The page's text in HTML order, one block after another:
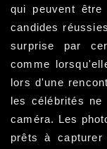
qui peuvent être
candides
surprise par
comme
lors d'une
les célébrités
caméra. Les
prêts à